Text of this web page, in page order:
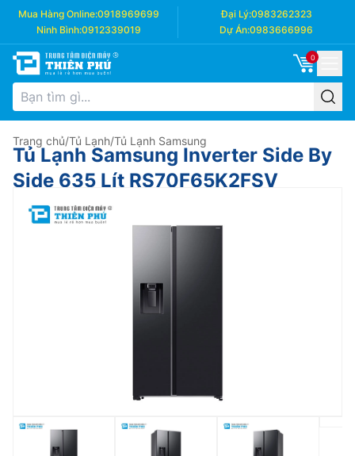
Mua Hàng Online:0918969699 Đại Lý:0983262323
Ninh Bình:0912339019 Dự Án:0983666996
0
Trang chủ/Tủ Lạnh/Tủ Lạnh Samsung
Tủ Lạnh Samsung Inverter Side By
Side 635 Lít RS70F65K2FSV